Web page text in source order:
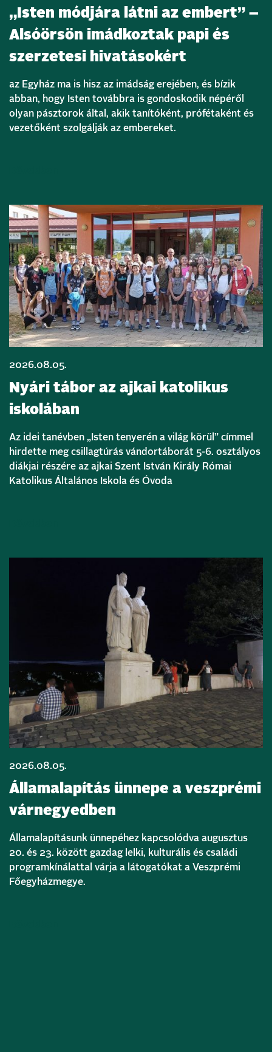
„Isten módjára látni az embert” –
Alsóörsön imádkoztak papi és
szerzetesi hivatásokért
az Egyház ma is hisz az imádság erejében, és bízik
abban, hogy Isten továbbra is gondoskodik népéről
olyan pásztorok által, akik tanítóként, prófétaként és
vezetőként szolgálják az embereket.
2026.08.05.
Nyári tábor az ajkai katolikus
iskolában
Az idei tanévben „Isten tenyerén a világ körül” címmel
hirdette meg csillagtúrás vándortáborát 5-6. osztályos
diákjai részére az ajkai Szent István Király Római
Katolikus Általános Iskola és Óvoda
2026.08.05.
Államalapítás ünnepe a veszprémi
várnegyedben
Államalapításunk ünnepéhez kapcsolódva augusztus
20. és 23. között gazdag lelki, kulturális és családi
programkínálattal várja a látogatókat a Veszprémi
Főegyházmegye.